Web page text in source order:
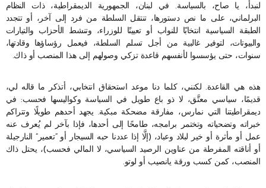
لنبدأ، يا صاح، بالسياسة. في لبنان، الجمهورية الديمقراطية، ذات النظام
البرلماني، على ما نص دستورها، تنتقل السلطة من فرد إلى آخر، أو تتجدد
الطبقة السياسية انتخابًا للنواب أو تعيينًا للوزراء، وتنشط الأحزاب والتيارات
والبيوتات، لتوفير غالبية من أجل تسلم السلطة، فيعمل رؤساؤها وقادتها،
سنوات، حتى يؤسسوا لأنفسهم قاعدة تزكي وصولهم إلى هذا المنصب أو ذاك.
هذه هي القاعدة. لكنني، كلما دنا موعد استحقاق انتخابي، أتذكر ما قاله لي،
قديمًا، سياسي معتَّق، لا ذو باع طويل في السياسة وكواليسها فحسب: في
ديمقراطيتنا التي نمارس، مفارقة مضحكة مبكية. يجهد أحدهم طويلًا وتتراكم
خبراته وتضحياته وتختمر برامجه، طامحًا إلى أحدها، فإذا بآخر لم يُعرف عنه
عمل أو مأثرة أو خير لبلاد وعباد، (إلَّا إذا عددنا حبه السيجار أو “تعمير” النارجيلة
أو أناقته المفرطة من عناوين الرصيد السياسي، لا المالي فحسب)، يحتل ذاك
المنصب، كمن كسب ورقة يانصيب أو لوتو.